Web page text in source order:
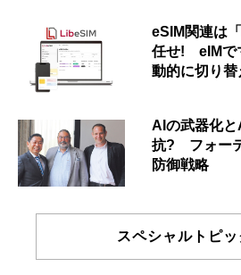
eSIM関連は
任せ! eIMで
動的に切り替
AIの武器化
抗? フォー
防御戦略
スペシャルトピ